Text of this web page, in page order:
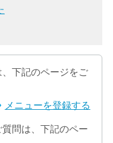
下記のページをご
メニューを登録する
問は、下記のペー